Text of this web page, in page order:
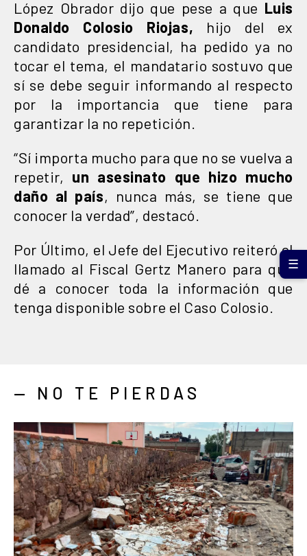
López Obrador dijo que pese a que Luis
Donaldo Colosio Riojas, hijo del ex
candidato presidencial, ha pedido ya no
tocar el tema, el mandatario sostuvo que
sí se debe seguir informando al respecto
por la importancia que tiene para
garantizar la no repetición.
“Sí importa mucho para que no se vuelva a
repetir, un asesinato que hizo mucho
daño al país, nunca más, se tiene que
conocer la verdad”, destacó.
Por Último, el Jefe del Ejecutivo reiteró el
llamado al Fiscal Gertz Manero para que
dé a conocer toda la información que
tenga disponible sobre el Caso Colosio.
— NO TE PIERDAS
☰